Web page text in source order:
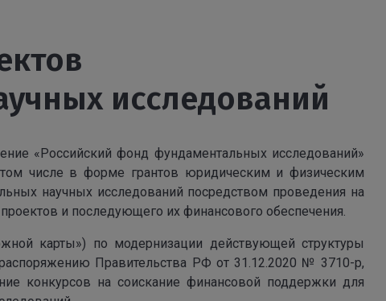
исследований
«Российский фонд фундаментальных исследований»
числе в форме грантов юридическим и физическим
научных исследований посредством проведения на
и последующего их финансового обеспечения.
карты») по модернизации действующей структуры
Правительства РФ от 31.12.2020 № 3710-р,
конкурсов на соискание финансовой поддержки для